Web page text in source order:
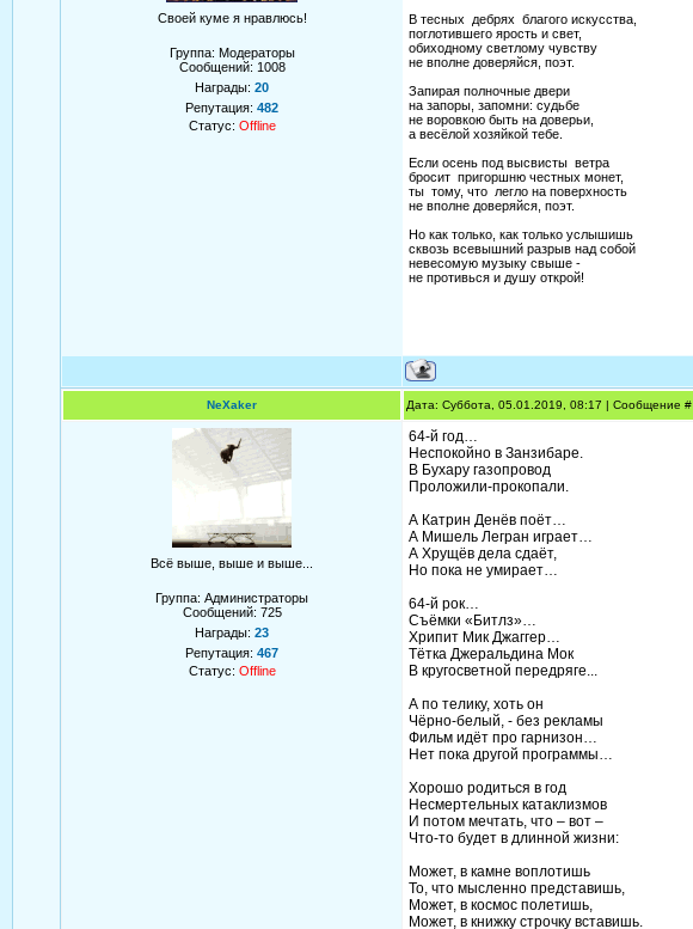
Своей куме я нравлюсь!
Группа: Модераторы
Сообщений: 1008
Награды: 20
Репутация: 482
Статус: Offline
В тесных дебрях благого искусства,
поглотившего ярость и свет,
обиходному светлому чувству
не вполне доверяйся, поэт.
Запирая полночные двери
на запоры, запомни: судьбе
не воровкою быть на доверьи,
а весёлой хозяйкой тебе.
Если осень под высвисты ветра
бросит пригоршню честных монет,
ты тому, что легло на поверхность
не вполне доверяйся, поэт.
Но как только, как только услышишь
сквозь всевышний разрыв над собой
невесомую музыку свыше -
не противься и душу открой!
NeXaker Дата: Суббота, 05.01.2019, 08:17 | Сообщение #
Всё выше, выше и выше...
Группа: Администраторы
Сообщений: 725
Награды: 23
Репутация: 467
Статус: Offline
64-й год…
Неспокойно в Занзибаре.
В Бухару газопровод
Проложили-прокопали.
А Катрин Денёв поёт…
А Мишель Легран играет…
А Хрущёв дела сдаёт,
Но пока не умирает…
64-й рок…
Съёмки «Битлз»…
Хрипит Мик Джаггер…
Тётка Джеральдина Мок
В кругосветной передряге...
А по телику, хоть он
Чёрно-белый, - без рекламы
Фильм идёт про гарнизон…
Нет пока другой программы…
Хорошо родиться в год
Несмертельных катаклизмов
И потом мечтать, что – вот –
Что-то будет в длинной жизни:
Может, в камне воплотишь
То, что мысленно представишь,
Может, в космос полетишь,
Может, в книжку строчку вставишь.